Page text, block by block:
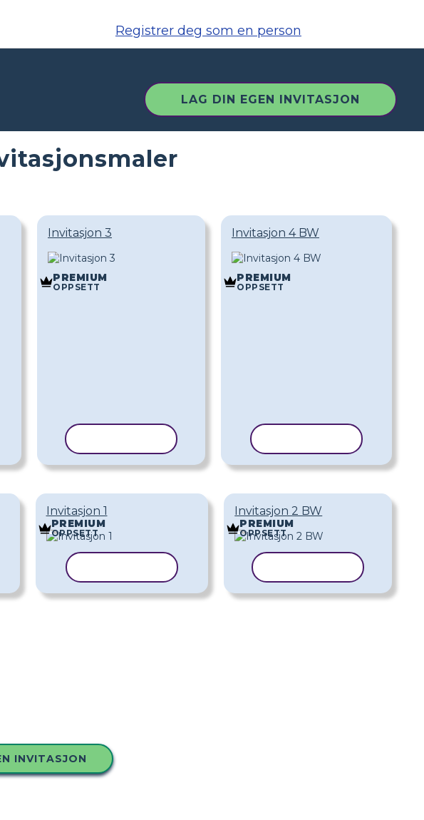
Registrer deg som en person
LAG DIN EGEN INVITASJON
Invitasjon 3
PREMIUM
OPPSETT
Invitasjon 4 BW
PREMIUM
OPPSETT
Invitasjon 1
PREMIUM
OPPSETT
Invitasjon 2 BW
PREMIUM
OPPSETT
INVITASJON